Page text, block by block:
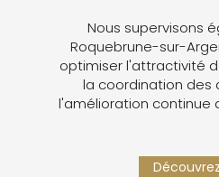
Nous supervisons
Roquebrune-sur-
optimiser l'attractivité
la coordination des
l'amélioration continue